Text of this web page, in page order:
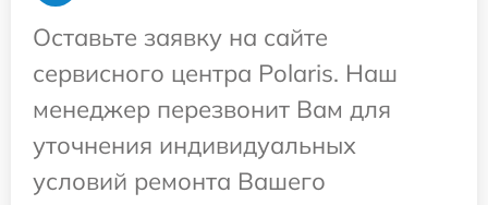
Оставьте заявку на сайте
сервисного центра Polaris. Наш
менеджер перезвонит Вам для
уточнения индивидуальных
условий ремонта Вашего